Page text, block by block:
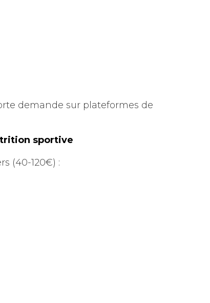
demande sur plateformes de
sportive
(40-120€) :